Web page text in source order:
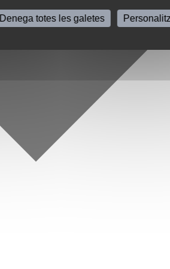
Denega totes les galetes